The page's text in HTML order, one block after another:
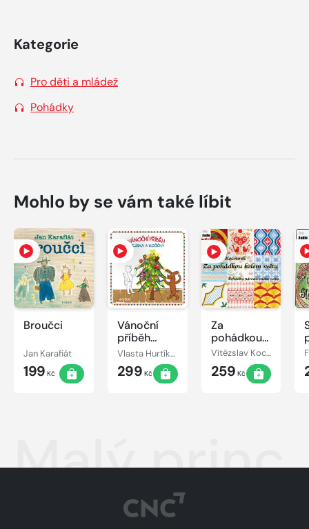
Kategorie
Pro děti a mládež
Pohádky
Mohlo by se vám také líbit
Broučci
Jan Karafiát
199 Kč
Vánoční
příběh
pejska a
kočičky
Vlasta Hurtíková
299 Kč
Za
pohádkou
kolem
světa
Vítězslav Kocourek
259 Kč
Malý princ